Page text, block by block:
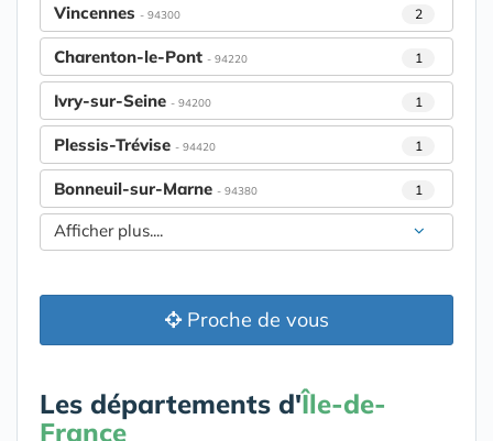
Vincennes - 94300 2
Charenton-le-Pont - 94220 1
Ivry-sur-Seine - 94200 1
Plessis-Trévise - 94420 1
Bonneuil-sur-Marne - 94380 1
Afficher plus....
Proche de vous
Les départements d'Île-de-
France